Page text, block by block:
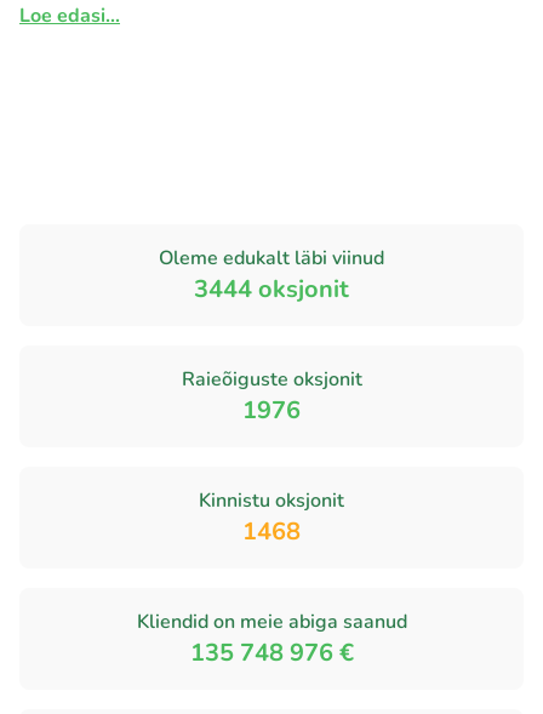
Loe edasi...
Oleme edukalt läbi viinud
3444oksjonit
Raieõiguste oksjonit
1976
Kinnistu oksjonit
1468
Kliendid on meie abiga saanud
135 748 976 €